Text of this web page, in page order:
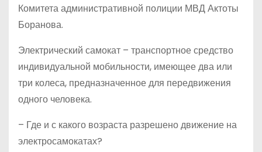
Комитета административной полиции МВД Актоты
Боранова.
Электрический самокат – транспортное средство
индивидуальной мобильности, имеющее два или
три колеса, предназначенное для передвижения
одного человека.
– Где и с какого возраста разрешено движение на
электросамокатах?